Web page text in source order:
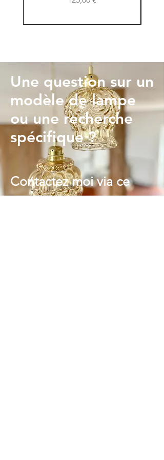
Une question sur un
modèle de lampe
ou une recherche
spécifique ?
Contactez moi via ce